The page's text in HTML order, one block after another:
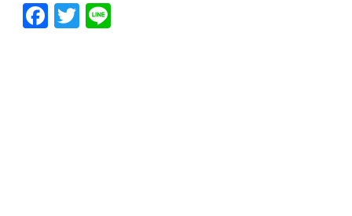
Facebook
Twitter